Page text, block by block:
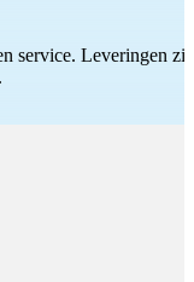
service. Leveringen